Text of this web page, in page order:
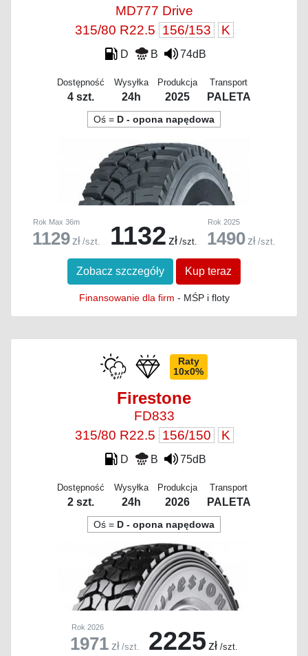
MD777 Drive
315/80 R22.5 156/153 K
D B 74dB
Dostępność
4 szt.
Wysyłka
24h
Produkcja
2025
Transport
PALETA
Oś = D - opona napędowa
Rok Max 36m
1129 zł /szt. 1132 zł /szt.
Rok 2025
1490 zł /szt.
Zobacz szczegóły Kup teraz
Finansowanie dla firm - MŚP i floty
Raty
10x0%
Firestone
FD833
315/80 R22.5 156/150 K
D B 75dB
Dostępność
2 szt.
Wysyłka
24h
Produkcja
2026
Transport
PALETA
Oś = D - opona napędowa
Rok 2026
1971 zł /szt. 2225 zł /szt.